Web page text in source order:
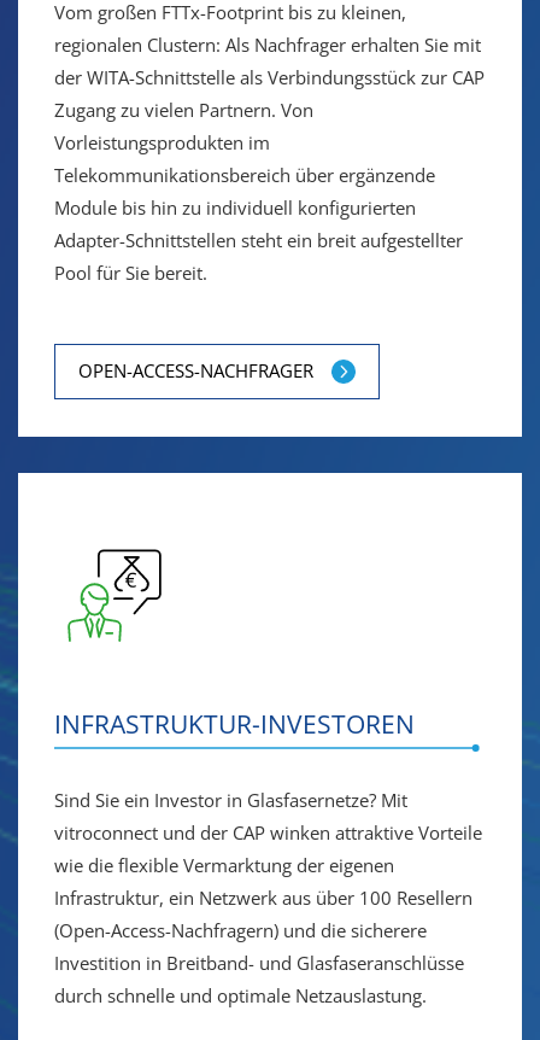
Vom großen FTTx-Footprint bis zu kleinen,
regionalen Clustern: Als Nachfrager erhalten Sie mit
der WITA-Schnittstelle als Verbindungsstück zur CAP
Zugang zu vielen Partnern. Von
Vorleistungsprodukten im
Telekommunikationsbereich über ergänzende
Module bis hin zu individuell konfigurierten
Adapter-Schnittstellen steht ein breit aufgestellter
Pool für Sie bereit.
OPEN-ACCESS-NACHFRAGER
INFRASTRUKTUR-INVESTOREN
Sind Sie ein Investor in Glasfasernetze? Mit
vitroconnect und der CAP winken attraktive Vorteile
wie die flexible Vermarktung der eigenen
Infrastruktur, ein Netzwerk aus über 100 Resellern
(Open-Access-Nachfragern) und die sicherere
Investition in Breitband- und Glasfaseranschlüsse
durch schnelle und optimale Netzauslastung.